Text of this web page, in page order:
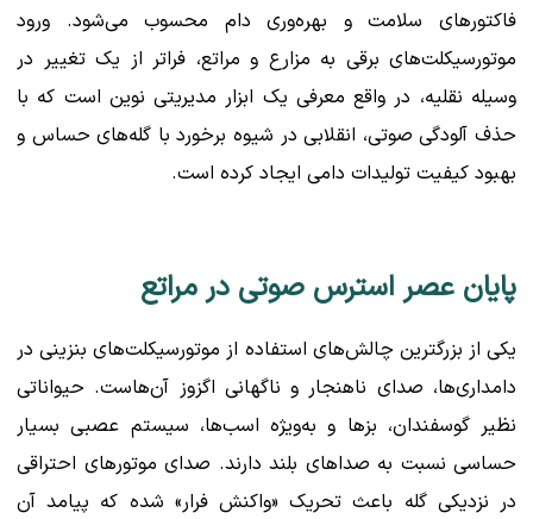
فاکتورهای سلامت و بهره‌وری دام محسوب می‌شود. ورود
موتورسیکلت‌های برقی به مزارع و مراتع، فراتر از یک تغییر در
وسیله نقلیه، در واقع معرفی یک ابزار مدیریتی نوین است که با
حذف آلودگی صوتی، انقلابی در شیوه برخورد با گله‌های حساس و
بهبود کیفیت تولیدات دامی ایجاد کرده است.
پایان عصر استرس صوتی در مراتع
یکی از بزرگترین چالش‌های استفاده از موتورسیکلت‌های بنزینی در
دامداری‌ها، صدای ناهنجار و ناگهانی اگزوز آن‌هاست. حیواناتی
نظیر گوسفندان، بزها و به‌ویژه اسب‌ها، سیستم عصبی بسیار
حساسی نسبت به صداهای بلند دارند. صدای موتورهای احتراقی
در نزدیکی گله باعث تحریک «واکنش فرار» شده که پیامد آن